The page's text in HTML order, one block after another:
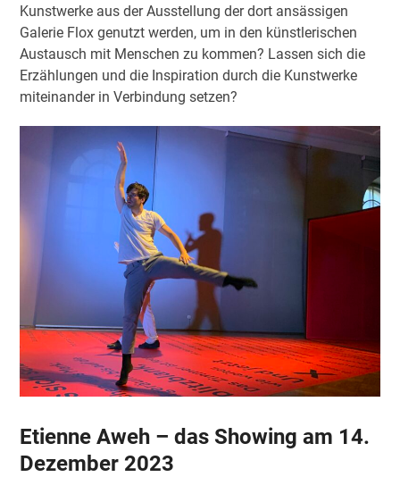
Kunstwerke aus der Ausstellung der dort ansässigen
Galerie Flox genutzt werden, um in den künstlerischen
Austausch mit Menschen zu kommen? Lassen sich die
Erzählungen und die Inspiration durch die Kunstwerke
miteinander in Verbindung setzen?
Etienne Aweh – das Showing am 14.
Dezember 2023